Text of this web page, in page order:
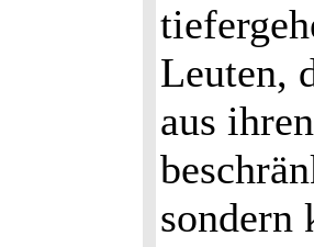
Leuten,
aus
sondern